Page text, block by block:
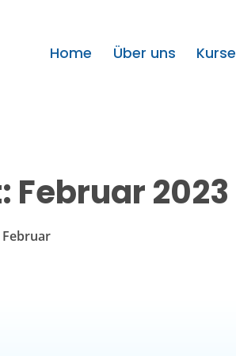
Home Über uns Kurse
Februar 2023
Februar